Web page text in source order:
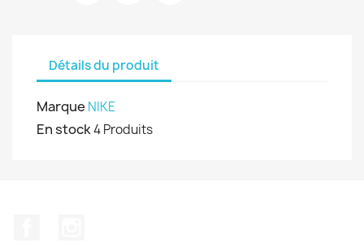
Détails du produit
Marque NIKE
En stock4 Produits